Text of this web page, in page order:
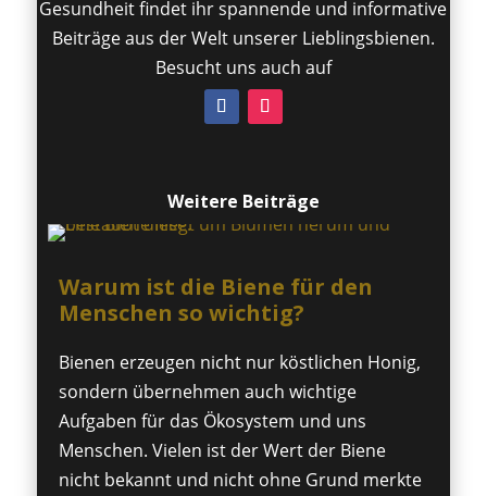
Gesundheit findet ihr spannende und informative
Beiträge aus der Welt unserer Lieblingsbienen.
Besucht uns auch auf
Weitere Beiträge
Warum ist die Biene für den
Menschen so wichtig?
Bienen erzeugen nicht nur köstlichen Honig,
sondern übernehmen auch wichtige
Aufgaben für das Ökosystem und uns
Menschen. Vielen ist der Wert der Biene
nicht bekannt und nicht ohne Grund merkte